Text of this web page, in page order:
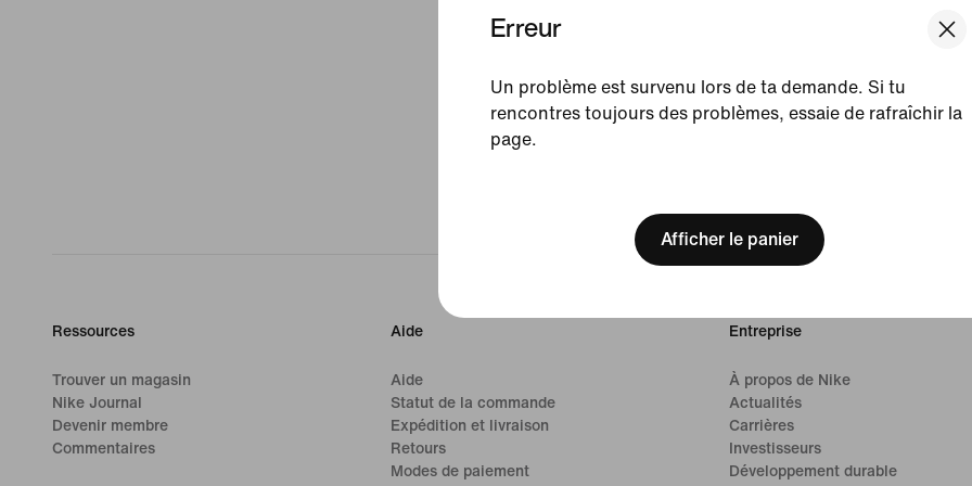
Erreur
Un problème est survenu lors de ta demande. Si tu
rencontres toujours des problèmes, essaie de rafraîchir la
page.
Afficher le panier
Ressources
Trouver un magasin
Nike Journal
Devenir membre
Commentaires
Aide
Aide
Statut de la commande
Expédition et livraison
Retours
Modes de paiement
Entreprise
À propos de Nike
Actualités
Carrières
Investisseurs
Développement durable